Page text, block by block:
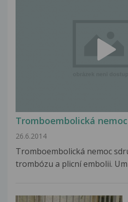
Tromboembolická nemoc
26.6.2014
Tromboembolická nemoc
trombózu a plicní embolii.